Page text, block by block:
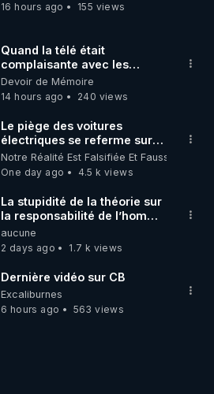
16 hours ago
155 views
Quand la télé était
complaisante avec les
pédophiles
Devoir de Mémoire
14 hours ago
240 views
Le piège des voitures
électriques se referme sur
les usagers !
Notre Réalité Est Falsifiée Et Fausse
One day ago
4.5 k views
La stupidité de la théorie sur
la responsabilité de l’homme
concernant le dioxyde de
carbone.
aucune
2 days ago
1.7 k views
Dernière vidéo sur CB
Excaliburnes
6 hours ago
563 views